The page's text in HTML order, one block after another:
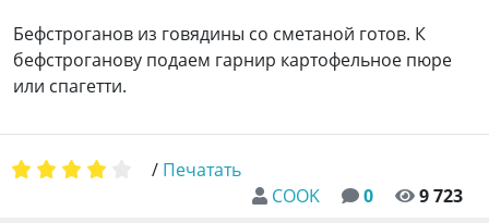
Бефстроганов из говядины со сметаной готов. К
бефстроганову подаем гарнир картофельное пюре
или спагетти.
COOK 0 9 723
/ Печатать